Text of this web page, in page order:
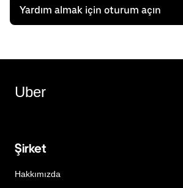
Yardım almak için oturum açın
Uber
Şirket
Hakkımızda